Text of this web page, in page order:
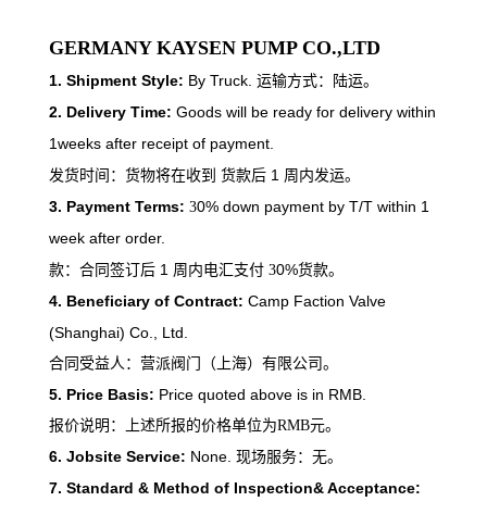
GERMANY KAYSEN PUMP CO.,LTD
1. Shipment Style: By Truck. 运输方式：陆运。
2. Delivery Time: Goods will be ready for delivery within
1weeks after receipt of payment.
发货时间：货物将在收到 货款后 1 周内发运。
3. Payment Terms: 30% down payment by T/T within 1
week after order.
款：合同签订后 1 周内电汇支付 30%货款。
4. Beneficiary of Contract: Camp Faction Valve
(Shanghai) Co., Ltd.
合同受益人： 营派阀门 （上海）有限公司。
5. Price Basis: Price quoted above is in RMB.
报价说明：上述所报的价格单位为RMB元。
6. Jobsite Service: None. 现场服务：无。
7. Standard & Method of Inspection& Acceptance: